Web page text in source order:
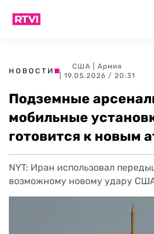
НОВОСТИ
США
Армия
| 19.05.2026 / 20:31
Подземные
мобильные
готовится к новым
NYT: Иран использовал
возможному новому удару